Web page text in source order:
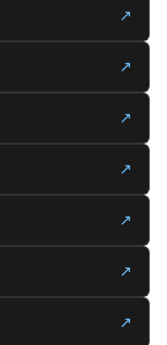
↗
↗
↗
↗
↗
↗
↗